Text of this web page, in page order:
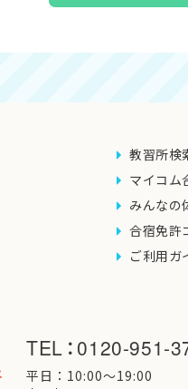
教習所検
マイコム
みんなの
合宿免許
ご利用ガ
TEL：0120-951-
平日：10:00〜19:00